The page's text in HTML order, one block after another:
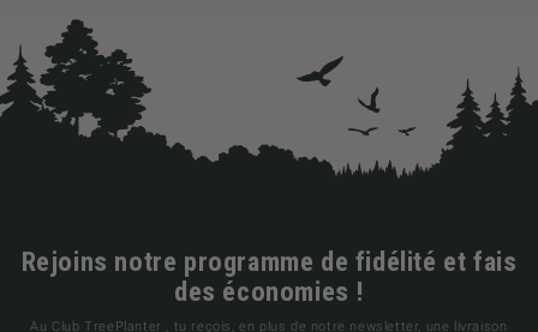
Rejoins notre programme de fidélité et fais
des économies !
Au Club TreePlanter , tu reçois, en plus de notre newsletter, une livraison